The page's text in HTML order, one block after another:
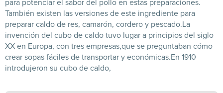
También existen las versiones de este ingrediente para
preparar caldo de res, camarón, cordero y pescado.La
invención del cubo de caldo tuvo lugar a principios del siglo
XX en Europa, con tres empresas,que se preguntaban cómo
crear sopas fáciles de transportar y económicas.En 1910
introdujeron su cubo de caldo,